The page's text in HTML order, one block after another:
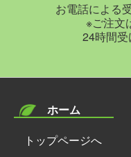
お電話による
※ご注文
24時間受
ホーム
トップページへ